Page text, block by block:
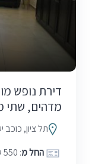
דירת נופש
מדהים, שתי
תל ציון, כוכב
החל מ: 550 ₪